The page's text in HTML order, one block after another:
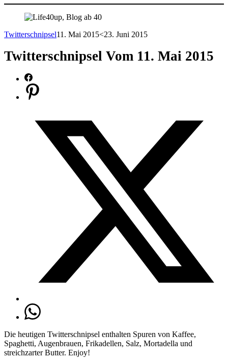
Twitterschnipsel11. Mai 2015<23. Juni 2015
Twitterschnipsel Vom 11. Mai 2015
Die heutigen Twitterschnipsel enthalten Spuren von Kaffee,
Spaghetti, Augenbrauen, Frikadellen, Salz, Mortadella und
streichzarter Butter. Enjoy!